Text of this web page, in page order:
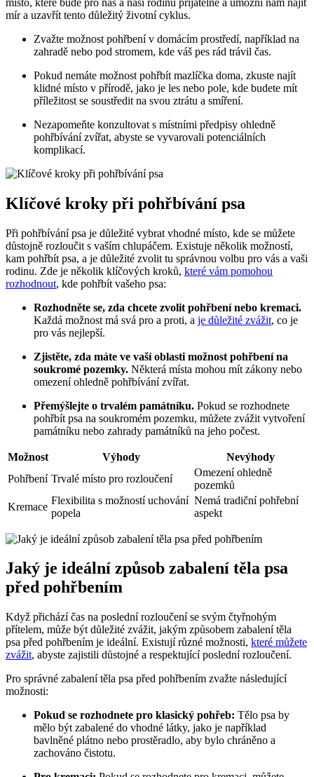
mír a uzavřít tento důležitý životní cyklus.
Zvažte možnost pohřbení v domácím prostředí, například na
zahradě nebo pod stromem, kde váš pes rád trávil čas.
Pokud nemáte možnost pohřbít mazlíčka doma, zkuste najít
klidné místo v přírodě, jako je les nebo pole, kde budete mít
příležitost se soustředit na svou ztrátu a smíření.
Nezapomeňte konzultovat s místními předpisy ohledně
pohřbívání zvířat, abyste se vyvarovali potenciálních
komplikací.
Klíčové kroky při pohřbívání psa
Při pohřbívání psa je důležité vybrat vhodné místo, kde se můžete
důstojně rozloučit s vaším chlupáčem. Existuje několik možností,
kam pohřbít psa, a je důležité zvolit tu správnou volbu pro vás a vaši
rodinu. Zde je několik klíčových kroků, které vám pomohou
rozhodnout, kde pohřbít vašeho psa:
Rozhodněte se, zda chcete zvolit pohřbení nebo kremaci.
Každá možnost má svá pro a proti, a je důležité zvážit, co je
pro vás nejlepší.
Zjistěte, zda máte ve vaší oblasti možnost pohřbení na
soukromé pozemky. Některá místa mohou mít zákony nebo
omezení ohledně pohřbívání zvířat.
Přemýšlejte o trvalém památníku. Pokud se rozhodnete
pohřbít psa na soukromém pozemku, můžete zvážit vytvoření
památníku nebo zahrady památníků na jeho počest.
Možnost Výhody
Nevýhody
Pohřbení Trvalé místo pro rozloučení
Omezení ohledně
pozemků
Kremace
Flexibilita s možností uchování
popela
Nemá tradiční pohřební
aspekt
Jaký je ideální způsob zabalení těla psa
před pohřbením
Když přichází čas na poslední rozloučení se svým čtyřnohým
přítelem, může být důležité zvážit, jakým způsobem zabalení těla
psa před pohřbením je ideální. Existují různé možnosti, které můžete
zvážit, abyste zajistili důstojné a respektující poslední rozloučení.
Pro správné zabalení těla psa před pohřbením zvažte následující
možnosti:
Pokud se rozhodnete pro klasický pohřeb: Tělo psa by
mělo být zabalené do vhodné látky, jako je například
bavlněné plátno nebo prostěradlo, aby bylo chráněno a
zachováno čistotu.